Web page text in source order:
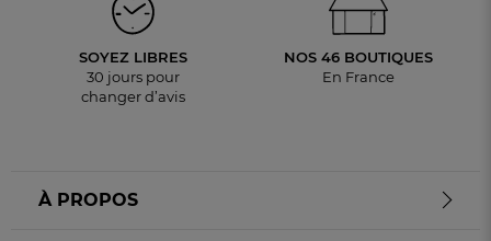
SOYEZ LIBRES
30 jours pour
changer d’avis
NOS 46 BOUTIQUES
En France
À PROPOS